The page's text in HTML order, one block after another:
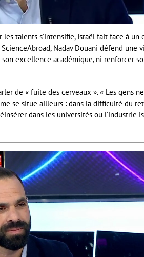
talents s’intensifie, Israël fait face à
Nadav Douani défend une
excellence académique, ni renforcer
de « fuite des cerveaux ». « Les gens
se situe ailleurs : dans la difficulté du
dans les universités ou l’industrie